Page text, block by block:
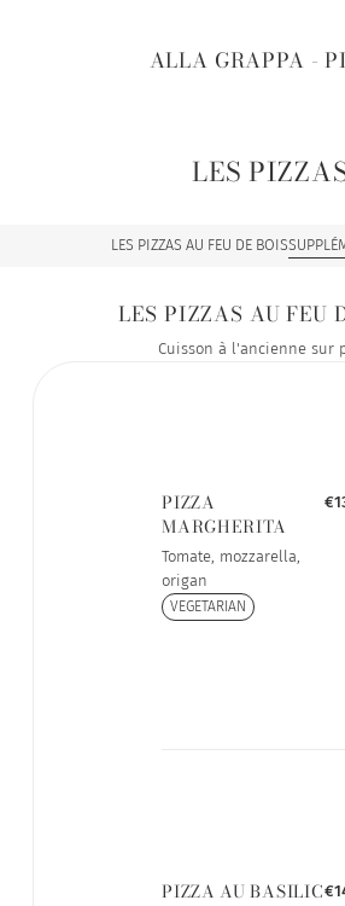
ALLA GRAPPA -
LES
LES PIZZAS AU FEU DE BOIS
LES PIZZAS AU FEU
Cuisson à l'ancienne sur
PIZZA
MARGHERITA
Tomate, mozzarella,
origan
VEGETARIAN
PIZZA AU BASILIC